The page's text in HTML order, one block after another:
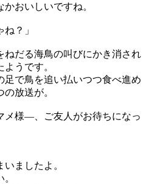
おいしいですね。
？」
ねだる海鳥の叫びにかき消され
うです。
足で鳥を追い払いつつ食べ進め
放送が。
メ様―、ご友人がお待ちになっ
ましたよ。